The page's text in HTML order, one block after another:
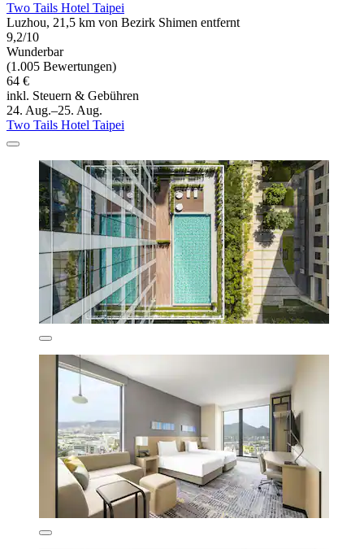
Two Tails Hotel Taipei
Luzhou, 21,5 km von Bezirk Shimen entfernt
9,2/10
Wunderbar
(1.005 Bewertungen)
64 €
inkl. Steuern & Gebühren
24. Aug.–25. Aug.
Two Tails Hotel Taipei